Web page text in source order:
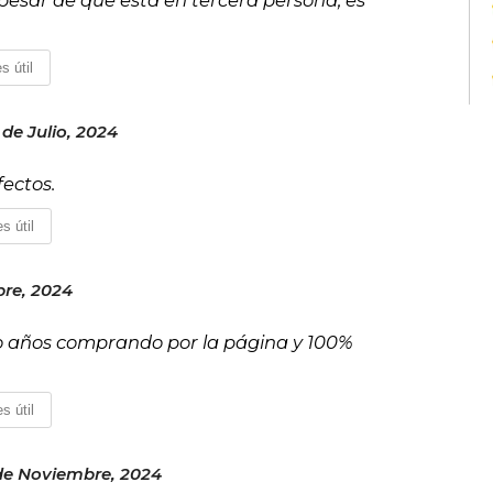
útil
Julio, 2024
útil
2024
comprando por la página y 100%
útil
Noviembre, 2024